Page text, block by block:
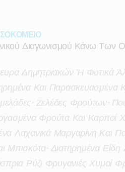
Διαγωνισμού Κάνω Των
Δημητριακών Ή Φυτικά
Και Παρασκευασμένα
Ζελέδες Φρούτων·
Φρούτα Και Καρποί
Λαχανικά Μαργαρίνη Και
Μπισκότα· Διατηρημένα Είδη
Ρύζι Φρυγανιές Χυμοί